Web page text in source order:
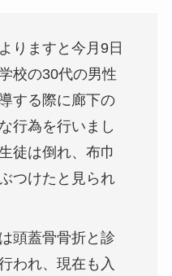
りますと今月9日
校の30代の男性
する際に廊下の
行為を行いまし
徒は倒れ、布巾
つけたと見られ
頭蓋骨骨折と診
われ、現在も入